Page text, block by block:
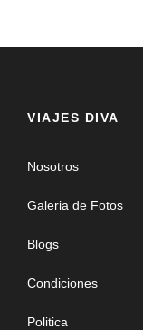
VIAJES DIVA
Nosotros
Galeria de Fotos
Blogs
Condiciones
Politica